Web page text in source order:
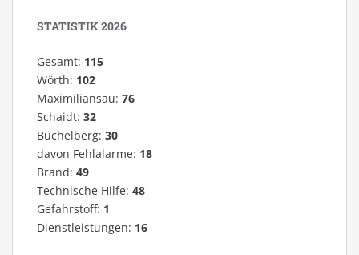
STATISTIK 2026
Gesamt: 115
Wörth: 102
Maximiliansau: 76
Schaidt: 32
Büchelberg: 30
davon Fehlalarme: 18
Brand: 49
Technische Hilfe: 48
Gefahrstoff: 1
Dienstleistungen: 16